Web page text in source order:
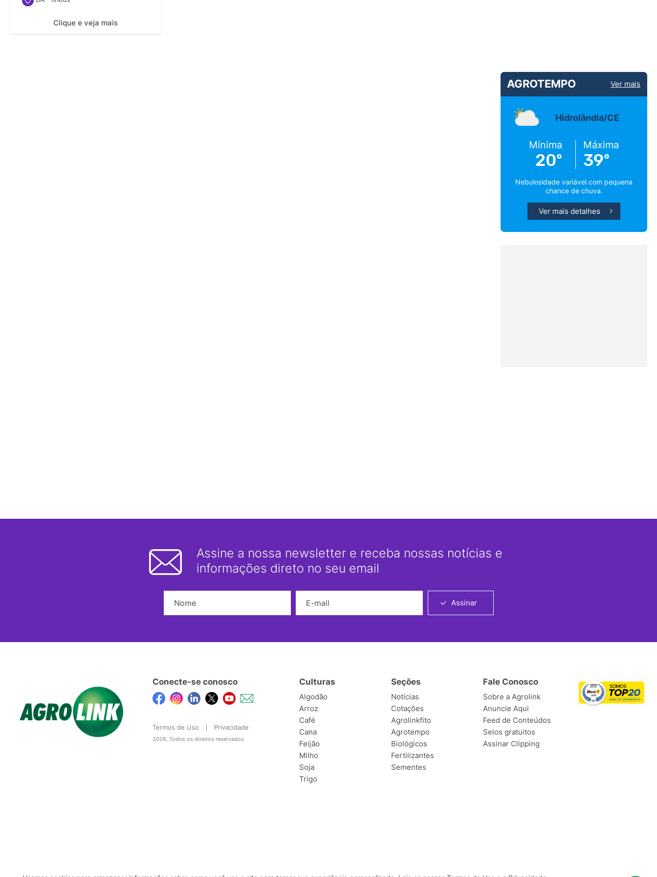
Clique e veja mais
AGROTEMPO Ver mais
Hidrolândia/CE
Mínima
20º
Máxima
39º
Nebulosidade variável com pequena
chance de chuva.
Ver mais detalhes
Assine a nossa newsletter e receba nossas notícias e
informações direto no seu email
Assinar
Conecte-se conosco
Termos de Uso Privacidade
2026, Todos os direitos reservados
Culturas
Algodão
Arroz
Café
Cana
Feijão
Milho
Soja
Trigo
Seções
Notícias
Cotações
Agrolinkfito
Agrotempo
Biológicos
Fertilizantes
Sementes
Fale Conosco
Sobre a Agrolink
Anuncie Aqui
Feed de Conteúdos
Selos gratuitos
Assinar Clipping